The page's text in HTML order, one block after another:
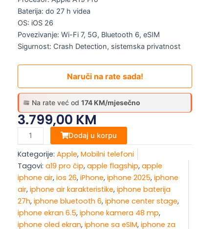
Baterija: do 27 h videa
OS: iOS 26
Povezivanje: Wi-Fi 7, 5G, Bluetooth 6, eSIM
Sigurnost: Crash Detection, sistemska privatnost
Na rate već od 174 KM/mjesečno
Naruči na rate sada!
3.799,00 KM
Apple
iPhone
Air
1
TB
Sky
Blue
količina
Dodaj u korpu
Kategorije: Apple, Mobilni telefoni
Tagovi: a19 pro čip, apple flagship, apple
iphone air, ios 26, iPhone, iphone 2025, iphone
air, iphone air karakteristike, iphone baterija
27h, iphone bluetooth 6, iphone center stage,
iphone ekran 6.5, iphone kamera 48 mp,
iphone oled ekran, iphone sa eSIM, iphone za